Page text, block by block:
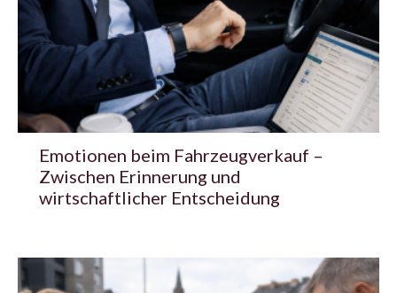
Emotionen beim Fahrzeugverkauf –
Zwischen Erinnerung und
wirtschaftlicher Entscheidung